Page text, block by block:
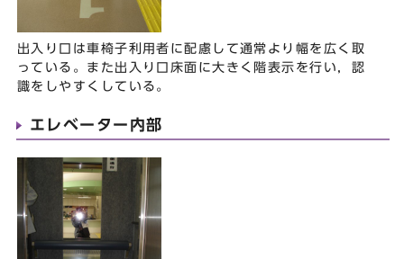
出入り口は車椅子利用者に配慮して通常より幅を広く取
っている。また出入り口床面に大きく階表示を行い，認
識をしやすくしている。
エレベーター内部